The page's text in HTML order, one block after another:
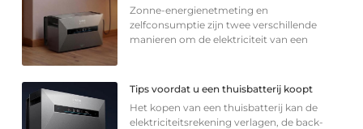
Zonne-energienetmeting en
zelfconsumptie zijn twee verschillende
manieren om de elektriciteit van een
Tips voordat u een thuisbatterij koopt
Het kopen van een thuisbatterij kan de
elektriciteitsrekening verlagen, de back-